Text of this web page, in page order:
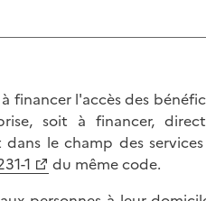
financer l'accès des
soit à financer,
le champ des
1
du même code.